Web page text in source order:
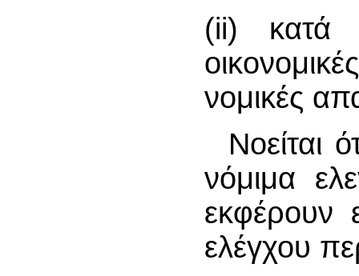
(ii) κατά
νομικές
Νοείται
νόμιμα
εκφέρουν
ελέγχου